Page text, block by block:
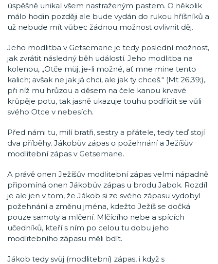
úspěšně unikal všem nastraženým pastem. O několik
málo hodin později ale bude vydán do rukou hříšníků a
už nebude mít vůbec žádnou možnost ovlivnit děj.
Jeho modlitba v Getsemane je tedy poslední možnost,
jak zvrátit následný běh událostí. Jeho modlitba na
kolenou, „Otče můj, je-li možné, ať mne mine tento
kalich; avšak ne jak já chci, ale jak ty chceš.“ (Mt 26,39;),
při níž mu hrůzou a děsem na čele kanou krvavé
krůpěje potu, tak jasně ukazuje touhu podřídit se vůli
svého Otce v nebesích.
Před námi tu, milí bratři, sestry a přátele, tedy teď stojí
dva příběhy. Jákobův zápas o požehnání a Ježíšův
modlitební zápas v Getsemane.
A právě onen Ježíšův modlitební zápas velmi nápadně
připomíná onen Jákobův zápas u brodu Jabok. Rozdíl
je ale jen v tom, že Jákob si ze svého zápasu vydobyl
požehnání a změnu jména, kdežto Ježíš se dočká
pouze samoty a mlčení. Mlčícího nebe a spících
učedníků, kteří s ním po celou tu dobu jeho
modlitebního zápasu měli bdít.
Jákob tedy svůj (modlitební) zápas, i když s